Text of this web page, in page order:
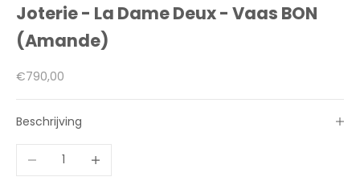
Joterie - La Dame Deux - Vaas BON
(Amande)
Aanbiedingsprijs
€790,00
Beschrijving
Aantal verlagenAantal verhogen